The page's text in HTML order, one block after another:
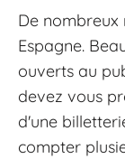
De nombreux
Espagne.
ouverts au
devez vous
d'une
compter